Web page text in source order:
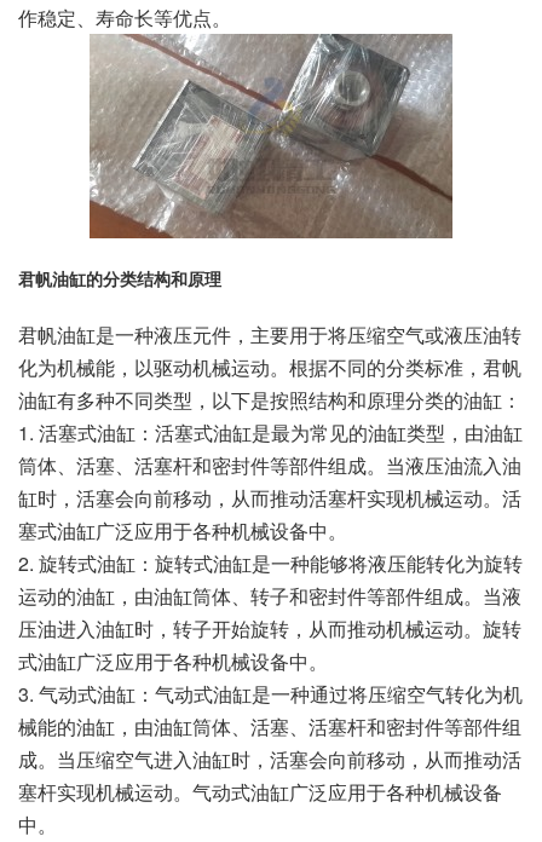
作稳定、寿命长等优点。
君帆油缸的分类结构和原理
君帆油缸是一种液压元件，主要用于将压缩空气或液压油转
化为机械能，以驱动机械运动。根据不同的分类标准，君帆
油缸有多种不同类型，以下是按照结构和原理分类的油缸：
1. 活塞式油缸：活塞式油缸是最为常见的油缸类型，由油缸
筒体、活塞、活塞杆和密封件等部件组成。当液压油流入油
缸时，活塞会向前移动，从而推动活塞杆实现机械运动。活
塞式油缸广泛应用于各种机械设备中。
2. 旋转式油缸：旋转式油缸是一种能够将液压能转化为旋转
运动的油缸，由油缸筒体、转子和密封件等部件组成。当液
压油进入油缸时，转子开始旋转，从而推动机械运动。旋转
式油缸广泛应用于各种机械设备中。
3. 气动式油缸：气动式油缸是一种通过将压缩空气转化为机
械能的油缸，由油缸筒体、活塞、活塞杆和密封件等部件组
成。当压缩空气进入油缸时，活塞会向前移动，从而推动活
塞杆实现机械运动。气动式油缸广泛应用于各种机械设备
中。